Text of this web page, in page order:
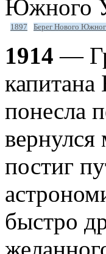
Южного
1897 Берег Нового
1914 —
капитана
понесла
постиг
быстро